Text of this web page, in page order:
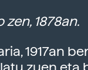
1878an.
1917an